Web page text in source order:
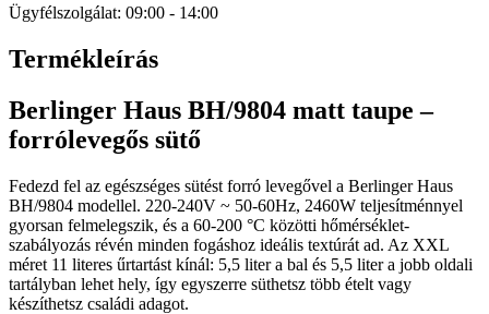
Ügyfélszolgálat: 09:00 - 14:00
Termékleírás
Berlinger Haus BH/9804 matt taupe –
forrólevegős sütő
Fedezd fel az egészséges sütést forró levegővel a Berlinger Haus
BH/9804 modellel. 220-240V ~ 50-60Hz, 2460W teljesítménnyel
gyorsan felmelegszik, és a 60-200 °C közötti hőmérséklet-
szabályozás révén minden fogáshoz ideális textúrát ad. Az XXL
méret 11 literes űrtartást kínál: 5,5 liter a bal és 5,5 liter a jobb oldali
tartályban lehet hely, így egyszerre süthetsz több ételt vagy
készíthetsz családi adagot.